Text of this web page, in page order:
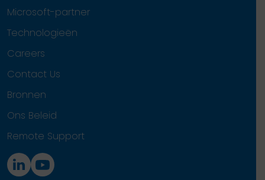
Microsoft-partner
Technologieën
Careers
Contact Us
Bronnen
Ons Beleid
Remote Support